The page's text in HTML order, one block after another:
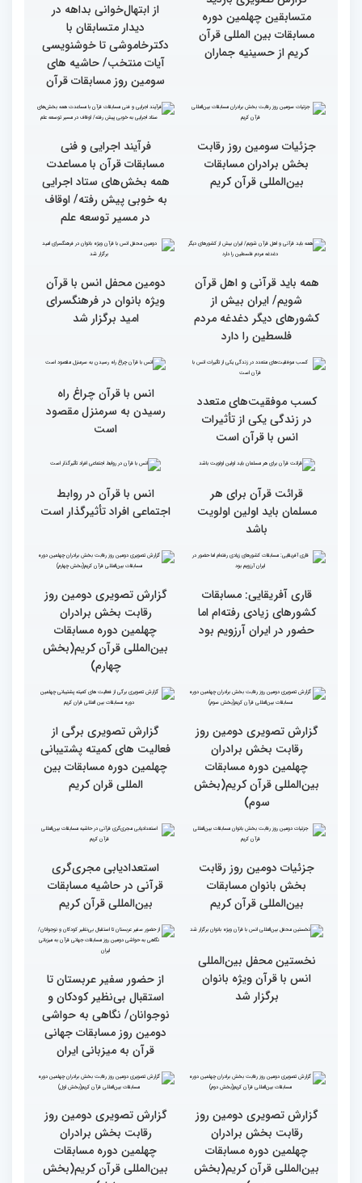
رقابت بخش بانوان چهلمین
دوره مسابقات بین المللی
قرآن کریم (بخش دوم)
رقابت بخش بانوان چهلمین
دوره مسابقات بین المللی
قرآن کریم (بخش اول)
گزارش تصویری بازدید
متسابقین چهلمین دوره
مسابقات بین المللی قرآن
کریم از حسینیه جماران
دیدار متسابقان با
دکترخاموشی تا خوشنویسی
آیات منتخب/ حاشیه های
سومین روز مسابقات قرآن
بخش برادران مسابقات
بین‌المللی قرآن کریم
مسابقات قرآن با مساعدت
همه بخش‌های ستاد اجرایی
به خوبی پیش رفته/ اوقاف
همه باید قرآنی و اهل قرآن
شویم/ ایران بیش از
کشورهای دیگر دغدغه مردم
فلسطین را دارد
دومین محفل انس با قرآن
ویژه بانوان در فرهنگسرای
کسب موفقیت‌های متعدد
در زندگی یکی از تأثیرات
انس با قرآن است
انس با قرآن چراغ راه
است
قرائت قرآن برای هر
مسلمان باید اولین اولویت
انس با قرآن در روابط
اجتماعی افراد تأثیرگذار است
کشورهای زیادی رفته‌ام اما
حضور در ایران آرزویم بود
رقابت بخش برادران
چهلمین دوره مسابقات
بین‌المللی قرآن کریم(بخش
چهارم)
رقابت بخش برادران
چهلمین دوره مسابقات
بین‌المللی قرآن کریم(بخش
سوم)
فعالیت های کمیته پشتیبانی
چهلمین دوره مسابقات بین
المللی قران کریم
جزئیات دومین روز رقابت
بخش بانوان مسابقات
استعدادیابی مجری‌گری
قرآنی در حاشیه مسابقات
بین‌المللی قرآن کریم
نخستین محفل بین‌المللی
برگزار شد
استقبال بی‌نظیر کودکان و
نوجوانان/ نگاهی به حواشی
دومین روز مسابقات جهانی
قرآن به میزبانی ایران